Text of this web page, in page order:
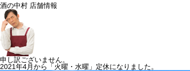
酒の中村 店舗情報
申し訳ございません。
2021年4月から「火曜・水曜」定休になりました。